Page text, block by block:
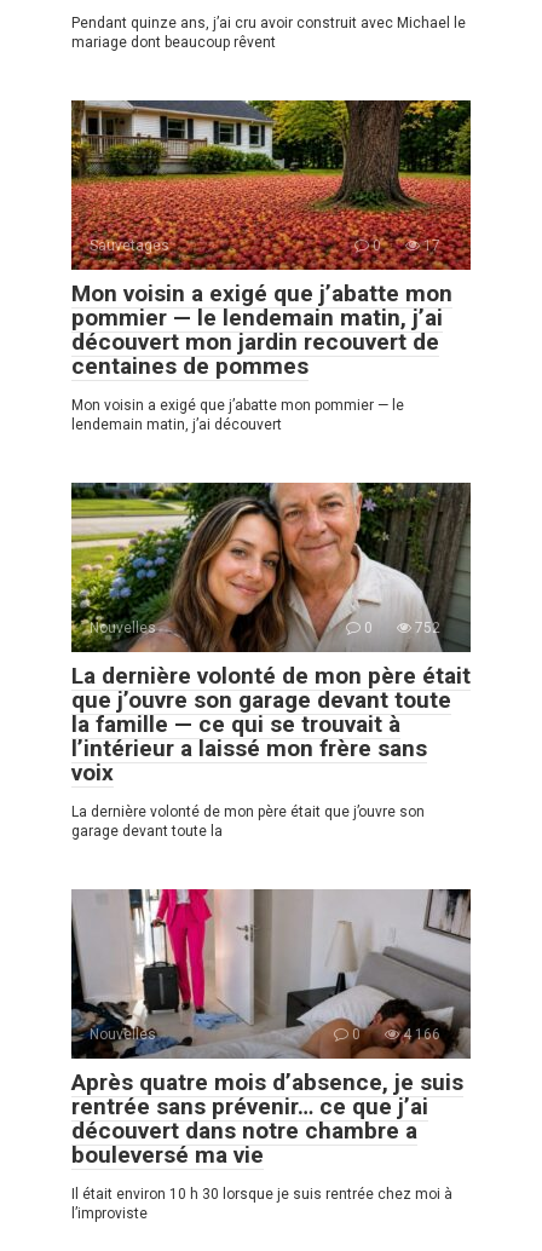
Pendant quinze ans, j’ai cru avoir construit avec Michael le
mariage dont beaucoup rêvent
Sauvetages 0 17
Mon voisin a exigé que j’abatte mon
pommier — le lendemain matin, j’ai
découvert mon jardin recouvert de
centaines de pommes
Mon voisin a exigé que j’abatte mon pommier — le
lendemain matin, j’ai découvert
Nouvelles 0 752
La dernière volonté de mon père était
que j’ouvre son garage devant toute
la famille — ce qui se trouvait à
l’intérieur a laissé mon frère sans
voix
La dernière volonté de mon père était que j’ouvre son
garage devant toute la
Nouvelles 0 4 166
Après quatre mois d’absence, je suis
rentrée sans prévenir… ce que j’ai
découvert dans notre chambre a
bouleversé ma vie
Il était environ 10 h 30 lorsque je suis rentrée chez moi à
l’improviste